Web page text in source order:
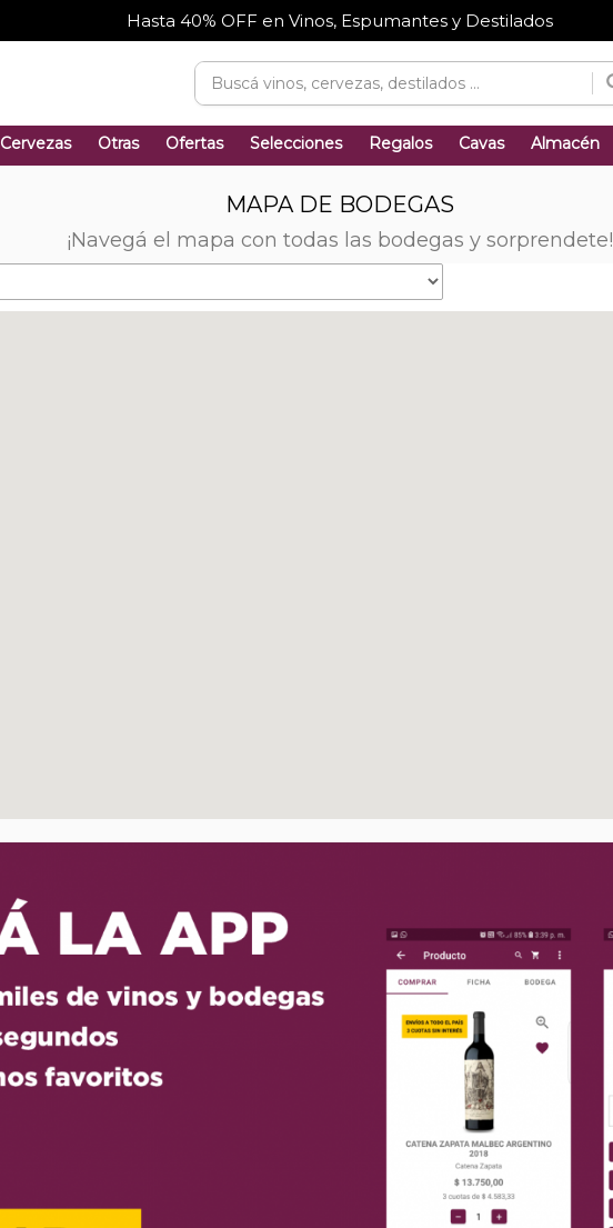
Hasta 40% OFF en Vinos, Espumantes y Destilados
Cervezas Otras Ofertas Selecciones Regalos Cavas Almacén
MAPA DE BODEGAS
¡Navegá el mapa con todas las bodegas y sorprendete!